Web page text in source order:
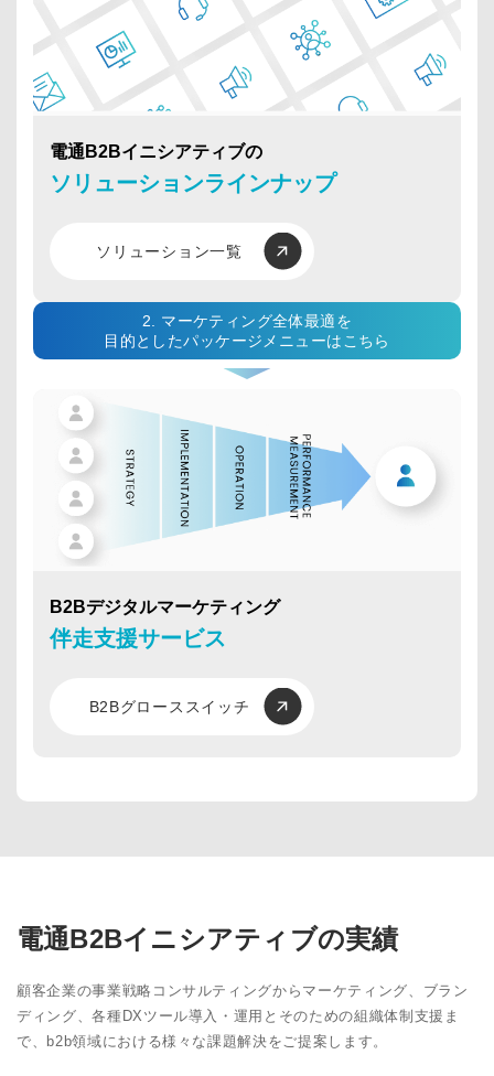
電通B2Bイニシアティブの
ソリューションラインナップ
ソリューション一覧
2. マーケティング全体最適を
目的としたパッケージメニューはこちら
B2Bデジタルマーケティング
伴走支援サービス
B2Bグローススイッチ
電通B2Bイニシアティブの実績
顧客企業の事業戦略コンサルティングからマーケティング、ブラン
ディング、各種DXツール導入・運用とそのための組織体制支援ま
で、b2b領域における様々な課題解決をご提案します。